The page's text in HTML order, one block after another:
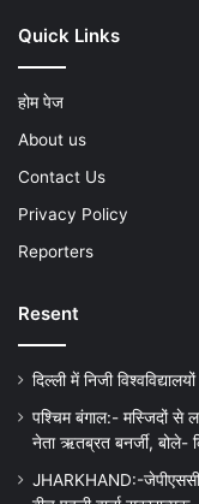
Quick Links
होम पेज
About us
Contact Us
Privacy Policy
Reporters
Resent
दिल्ली में निजी
पश्चिम बंगाल:- मस्जिदों से
नेता ऋतब्रत बनर्जी, बोले-
JHARKHAND:-